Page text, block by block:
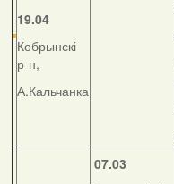
19.04
Кобрынскі
р-н,
А.Кальчанка
07.03